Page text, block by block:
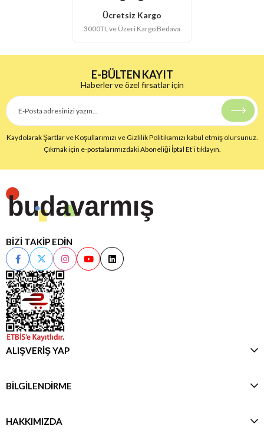
Ücretsiz Kargo
3000TL ve Üzeri Kargo Bedava
E-BÜLTEN KAYIT
Haberler ve özel fırsatlar için
Kaydolarak Şartlar ve Koşullarımızı ve Gizlilik Politikamızı kabul etmiş olursunuz.
Çıkmak için e-postalarımızdaki Aboneliği İptal Et’i tıklayın.
BİZİ TAKİP EDİN
ALIŞVERİŞ YAP
BİLGİLENDİRME
HAKKIMIZDA